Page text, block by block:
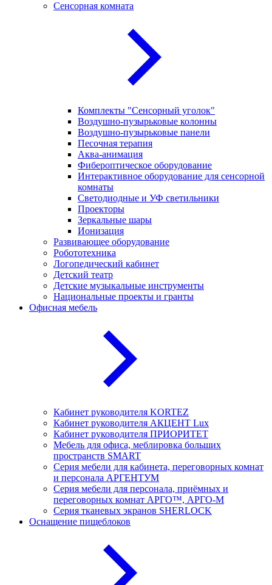
Сенсорная комната
Комплекты "Сенсорный уголок"
Воздушно-пузырьковые колонны
Воздушно-пузырьковые панели
Песочная терапия
Аква-анимация
Фибероптическое оборудование
Интерактивное оборудование для сенсорной
комнаты
Светодиодные и УФ светильники
Проекторы
Зеркальные шары
Ионизация
Развивающее оборудование
Робототехника
Логопедический кабинет
Детский театр
Детские музыкальные инструменты
Национальные проекты и гранты
Офисная мебель
Кабинет руководителя KORTEZ
Кабинет руководителя АКЦЕНТ Lux
Кабинет руководителя ПРИОРИТЕТ
Мебель для офиса, меблировка больших
пространств SMART
Серия мебели для кабинета, переговорных комнат
и персонала АРГЕНТУМ
Серия мебели для персонала, приёмных и
переговорных комнат АРГО™, АРГО-М
Серия тканевых экранов SHERLOCK
Оснащение пищеблоков